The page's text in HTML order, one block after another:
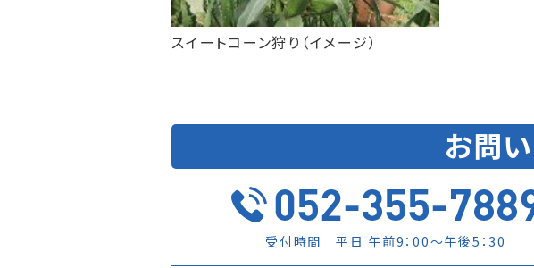
スイートコーン狩り（イメージ）
お問
受付時間 平日 午前9：00～午後5：30